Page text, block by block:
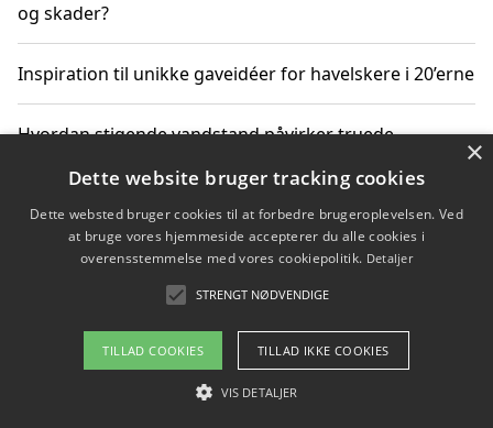
og skader?
Inspiration til unikke gaveidéer for havelskere i 20’erne
Hvordan stigende vandstand påvirker truede
Sådan vælger du de bedste vandrerygsække til
vandreture i Danmark
Copyright 2026 - Pilanto Aps
Om / kontakt
×
Dette website bruger tracking cookies
Dette websted bruger cookies til at forbedre brugeroplevelsen. Ved
at bruge vores hjemmeside accepterer du alle cookies i
overensstemmelse med vores cookiepolitik. Detaljer
STRENGT NØDVENDIGE
TILLAD COOKIES TILLAD IKKE COOKIES
VIS DETALJER